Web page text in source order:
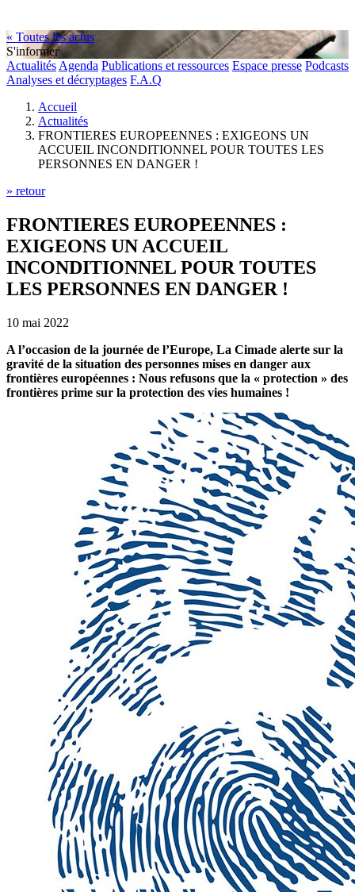
« Toutes les actus
S'informer
Actualités Agenda Publications et ressources Espace presse Podcasts
Analyses et décryptages F.A.Q
Accueil
Actualités
FRONTIERES EUROPEENNES : EXIGEONS UN
ACCUEIL INCONDITIONNEL POUR TOUTES LES
PERSONNES EN DANGER !
» retour
FRONTIERES EUROPEENNES :
EXIGEONS UN ACCUEIL
INCONDITIONNEL POUR TOUTES
LES PERSONNES EN DANGER !
10 mai 2022
A l’occasion de la journée de l’Europe, La Cimade alerte sur la
gravité de la situation des personnes mises en danger aux
frontières européennes : Nous refusons que la « protection » des
frontières prime sur la protection des vies humaines !